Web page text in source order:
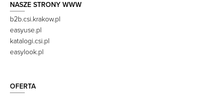
NASZE STRONY WWW
b2b.csi.krakow.pl
easyuse.pl
katalogi.csi.pl
easylook.pl
OFERTA